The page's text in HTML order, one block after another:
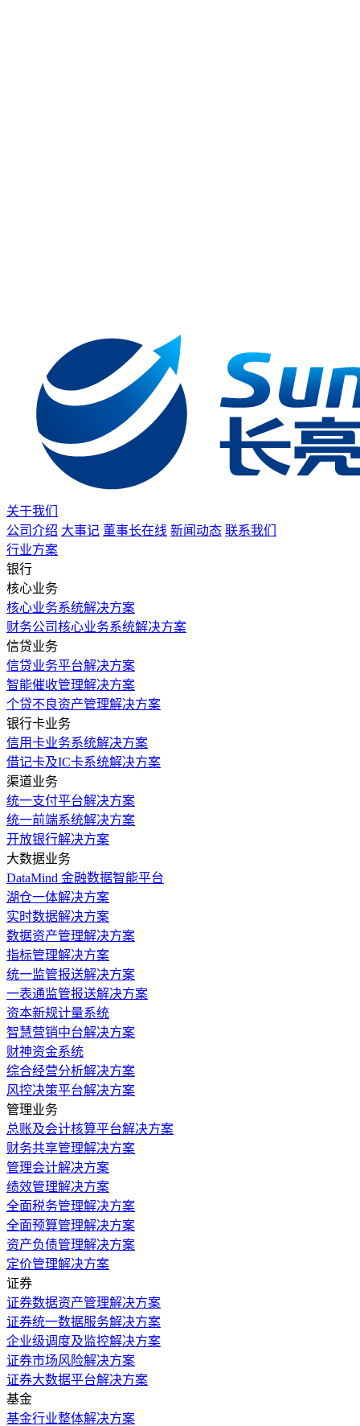
关于我们
公司介绍 大事记 董事长在线 新闻动态 联系我们
行业方案
银行
核心业务
核心业务系统解决方案
财务公司核心业务系统解决方案
信贷业务
信贷业务平台解决方案
智能催收管理解决方案
个贷不良资产管理解决方案
银行卡业务
信用卡业务系统解决方案
借记卡及IC卡系统解决方案
渠道业务
统一支付平台解决方案
统一前端系统解决方案
开放银行解决方案
大数据业务
DataMind 金融数据智能平台
湖仓一体解决方案
实时数据解决方案
数据资产管理解决方案
指标管理解决方案
统一监管报送解决方案
一表通监管报送解决方案
资本新规计量系统
智慧营销中台解决方案
财神资金系统
综合经营分析解决方案
风控决策平台解决方案
管理业务
总账及会计核算平台解决方案
财务共享管理解决方案
管理会计解决方案
绩效管理解决方案
全面税务管理解决方案
全面预算管理解决方案
资产负债管理解决方案
定价管理解决方案
证券
证券数据资产管理解决方案
证券统一数据服务解决方案
企业级调度及监控解决方案
证券市场风险解决方案
证券大数据平台解决方案
基金
基金行业整体解决方案